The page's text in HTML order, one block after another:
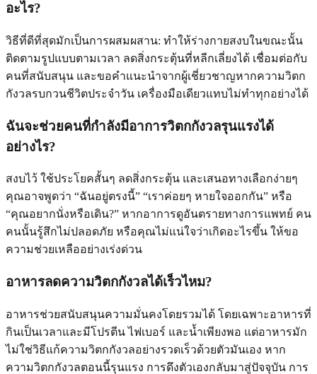
อะไร?
วิธีที่ดีที่สุดมักเป็นการผสมผสาน: ทำให้ร่างกายสงบในขณะนั้น
ติดตามรูปแบบตามเวลา ลดสิ่งกระตุ้นที่หลีกเลี่ยงได้ เชื่อมต่อกับ
คนที่สนับสนุน และขอคำแนะนำจากผู้เชี่ยวชาญหากความวิตก
กังวลรบกวนชีวิตประจำวัน เครื่องมือเดียวแทบไม่ทำทุกอย่างได้
ฉันจะช่วยคนที่กำลังมีอาการวิตกกังวลรุนแรงได้
อย่างไร?
สงบไว้ ใช้ประโยคสั้นๆ ลดสิ่งกระตุ้น และเสนอทางเลือกง่ายๆ
คุณอาจพูดว่า “ฉันอยู่ตรงนี้” “เราค่อยๆ หายใจออกกัน” หรือ
“คุณอยากนั่งหรือเดิน?” หากอาการดูอันตรายทางการแพทย์ คน
คนนั้นรู้สึกไม่ปลอดภัย หรือคุณไม่แน่ใจว่าเกิดอะไรขึ้น ให้ขอ
ความช่วยเหลืออย่างเร่งด่วน
อาหารลดความวิตกกังวลได้เร็วไหม?
อาหารช่วยสนับสนุนความมั่นคงโดยรวมได้ โดยเฉพาะอาหารที่
กินเป็นเวลาและมีโปรตีน ไฟเบอร์ และน้ำเพียงพอ แต่อาหารมัก
ไม่ใช่วิธีแก้ความวิตกกังวลอย่างรวดเร็วด้วยตัวมันเอง หาก
ความวิตกกังวลตอนนี้รุนแรง การดึงตัวเองกลับมาสู่ปัจจุบัน การ